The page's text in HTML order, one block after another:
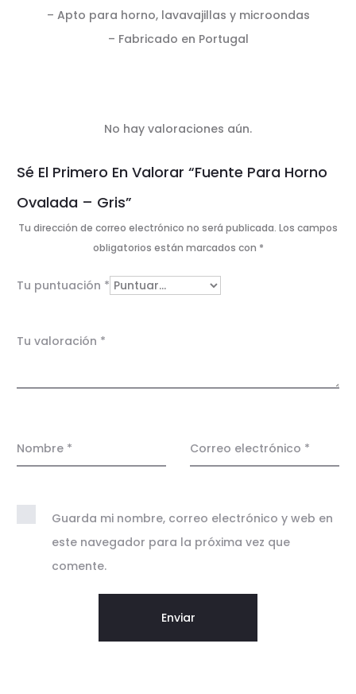
– Apto para horno, lavavajillas y microondas
– Fabricado en Portugal
V
a
l
r
c
o
e
No hay valoraciones aún.
Sé El Primero En Valorar “Fuente Para Horno
Ovalada – Gris”
Tu dirección de correo electrónico no será publicada. Los campos
obligatorios están marcados con *
Tu puntuación *
Tu valoración *
Nombre * Correo electrónico *
Guarda mi nombre, correo electrónico y web en
este navegador para la próxima vez que
comente.